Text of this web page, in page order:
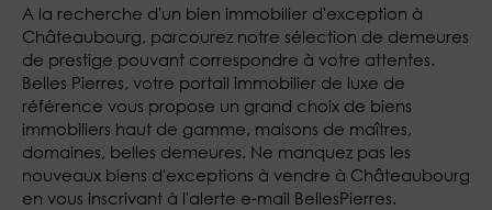
A la recherche d'un bien immobilier d'exception à
Châteaubourg, parcourez notre sélection de demeures
de prestige pouvant correspondre à votre attentes.
Belles Pierres, votre portail immobilier de luxe de
référence vous propose un grand choix de biens
immobiliers haut de gamme, maisons de maîtres,
domaines, belles demeures. Ne manquez pas les
nouveaux biens d'exceptions à vendre à Châteaubourg
en vous inscrivant à l'alerte e-mail BellesPierres.